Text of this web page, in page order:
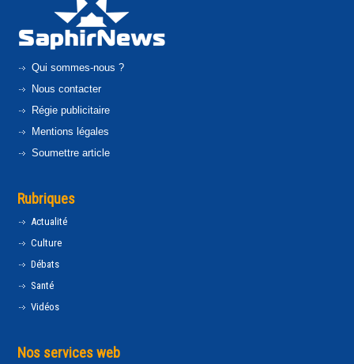
Qui sommes-nous ?
Nous contacter
Régie publicitaire
Mentions légales
Soumettre article
Rubriques
Actualité
Culture
Débats
Santé
Vidéos
Nos services web